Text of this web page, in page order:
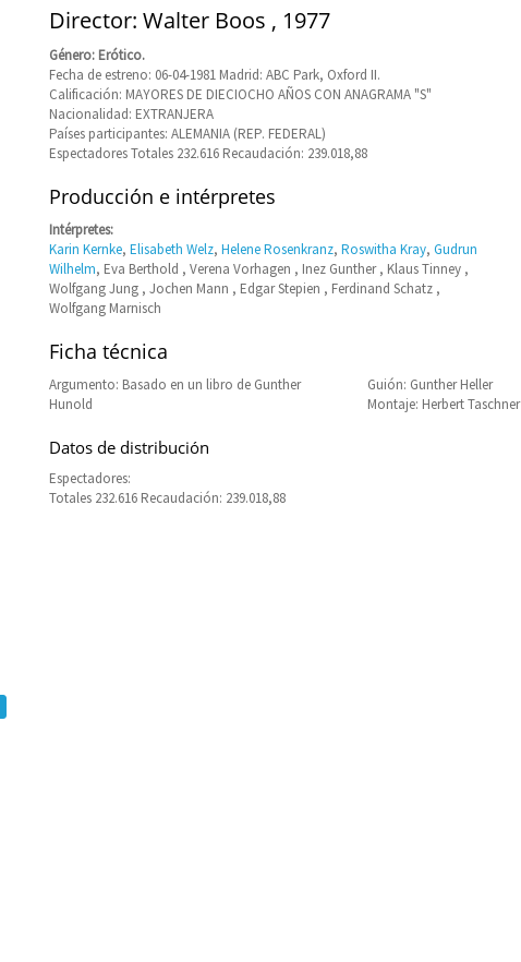
Director: Walter Boos , 1977
Género: Erótico.
Fecha de estreno: 06-04-1981 Madrid: ABC Park, Oxford II.
Calificación: MAYORES DE DIECIOCHO AÑOS CON ANAGRAMA "S"
Nacionalidad: EXTRANJERA
Países participantes: ALEMANIA (REP. FEDERAL)
Espectadores Totales 232.616 Recaudación: 239.018,88
Producción e intérpretes
Intérpretes:
Karin Kernke, Elisabeth Welz, Helene Rosenkranz, Roswitha Kray, Gudrun
Wilhelm, Eva Berthold , Verena Vorhagen , Inez Gunther , Klaus Tinney ,
Wolfgang Jung , Jochen Mann , Edgar Stepien , Ferdinand Schatz ,
Wolfgang Marnisch
Ficha técnica
Argumento: Basado en un libro de Gunther
Hunold
Guión: Gunther Heller
Montaje: Herbert Taschner
Datos de distribución
Espectadores:
Totales 232.616 Recaudación: 239.018,88